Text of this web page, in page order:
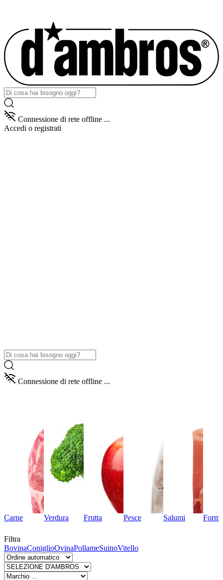
Connessione di rete offline ...
Accedi o registrati
Connessione di rete offline ...
Carne Verdura Frutta Pesce Salumi
Filtra
BovinaConiglioOvinaPollameSuinoVitello